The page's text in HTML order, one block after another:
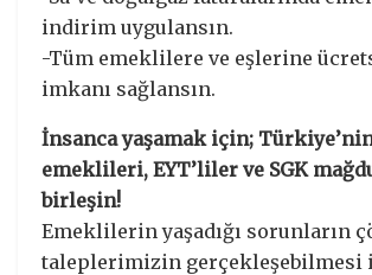
indirim uygulansın.
-Tüm emeklilere ve eşlerine
imkanı sağlansın.
İnsanca yaşamak için;
emeklileri, EYT’liler ve SGK
birleşin!
Emeklilerin yaşadığı sorunların
taleplerimizin gerçekleşebilmesi